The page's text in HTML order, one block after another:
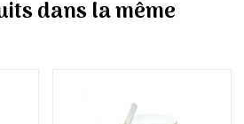
dans la même